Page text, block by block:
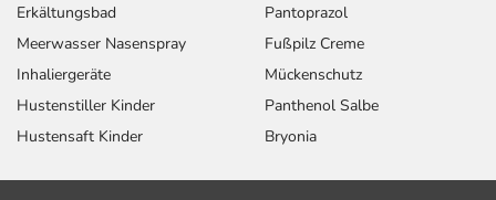
Blähungen, Muskel- und Kopfschmerzen kommen. Setzen
Sie sich bei dem Verdacht auf eine Überdosierung
umgehend mit einem Arzt in Verbindung.
Einnahme vergessen?
Zeitpunkt ganz normal (also nicht mit der doppelten
Erkältungsbad
Meerwasser Nasenspray
Inhaliergeräte
Hustenstiller Kinder
Hustensaft Kinder
Pantoprazol
Fußpilz Creme
Mückenschutz
Panthenol Salbe
Bryonia